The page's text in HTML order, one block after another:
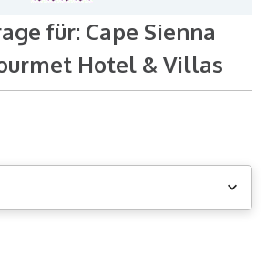
für: Cape Sienna
Hotel & Villas